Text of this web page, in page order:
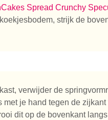
Spread Crunchy
strijk de
verwijder de
je hand tegen de
dit op de bovenkant